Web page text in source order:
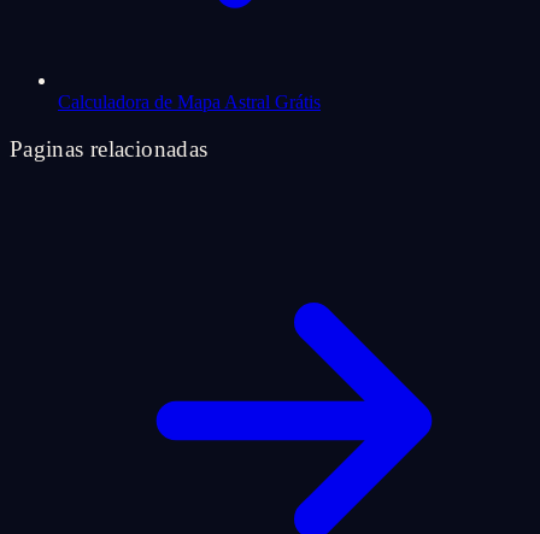
Calculadora de Mapa Astral Grátis
Paginas relacionadas